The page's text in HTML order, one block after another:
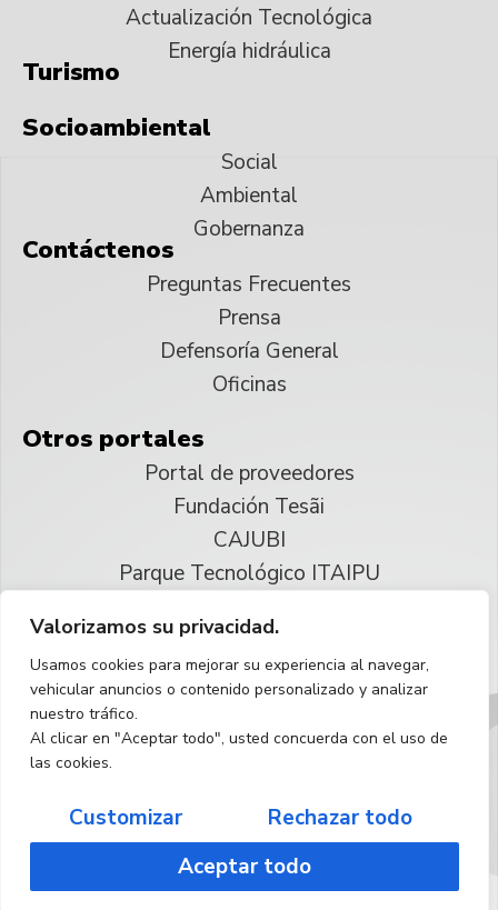
Valorizamos su privacidad.
Usamos cookies para mejorar su experiencia al navegar,
vehicular anuncios o contenido personalizado y analizar
nuestro tráfico.
Al clicar en "Aceptar todo", usted concuerda con el uso de
las cookies.
Customizar
Rechazar todo
Aceptar todo
Actualización Tecnológica
Energía hidráulica
Turismo
Socioambiental
Social
Ambiental
Gobernanza
Contáctenos
Preguntas Frecuentes
Prensa
Defensoría General
Oficinas
Otros portales
Portal de proveedores
Fundación Tesãi
CAJUBI
Parque Tecnológico ITAIPU
Reservados todos los derechos
Español